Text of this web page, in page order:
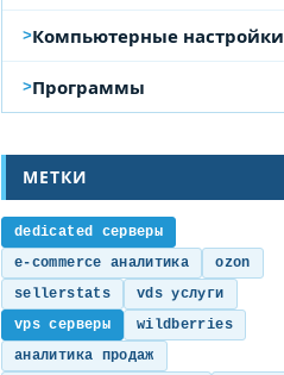
Компьютерные настройки
Программы
МЕТКИ
dedicated серверы
e-commerce аналитика
ozon
sellerstats
vds услуги
vps серверы
wildberries
аналитика продаж